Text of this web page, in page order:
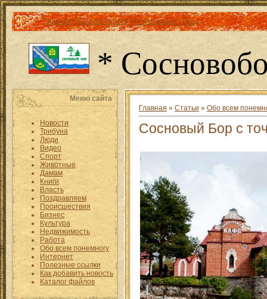
Главная|Каталог статей|Регистрация |Вход
*
Меню сайта
Новости
Трибуна
Люди
Видео
Спорт
Животные
Дамам
Книги
Власть
Поздравляем
Происшествия
Бизнес
Культура
Недвижимость
Работа
Обо всем понемногу
Интернет
Полезные ссылки
Как добавить новость
Каталог файлов
Главная » Статьи » Обо всем
Сосновый Бор с